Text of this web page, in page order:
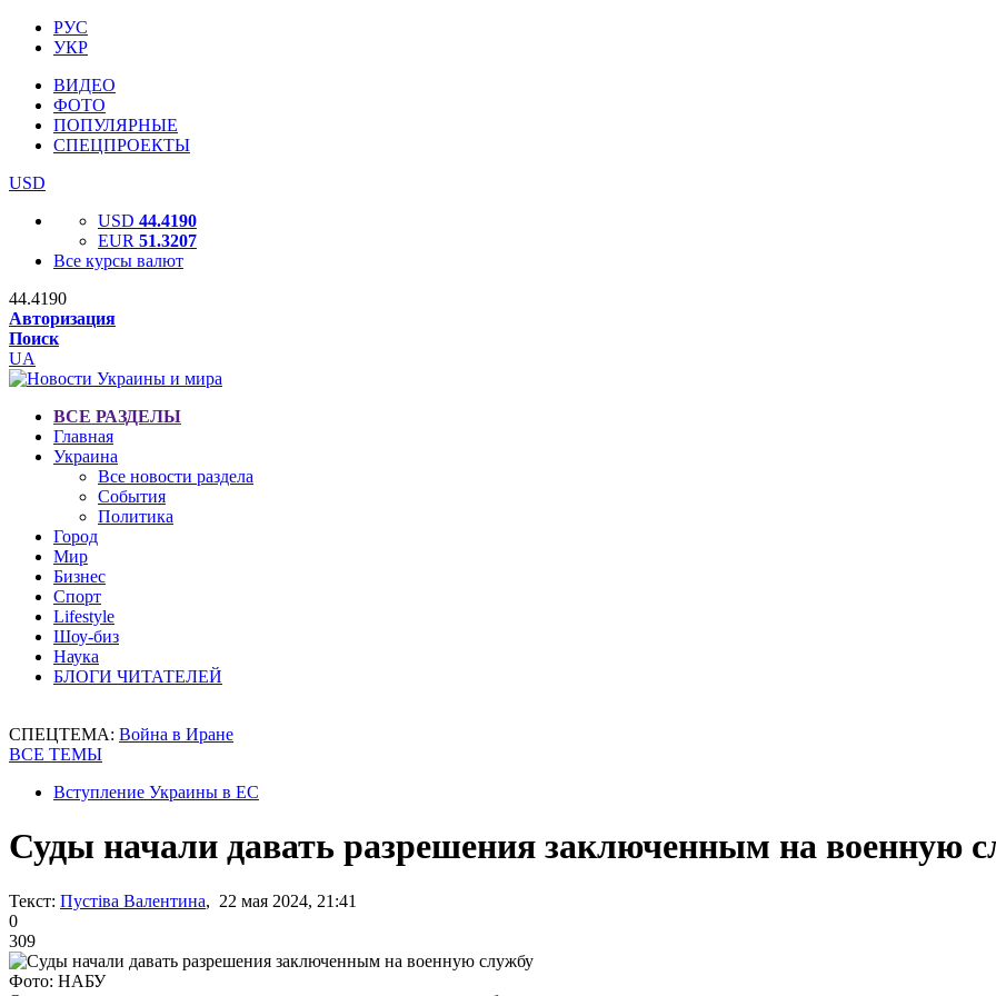
РУС
УКР
ВИДЕО
ФОТО
ПОПУЛЯРНЫЕ
СПЕЦПРОЕКТЫ
USD
USD 44.4190
EUR 51.3207
Все курсы валют
44.4190
Авторизация
Поиск
UA
ВСЕ РАЗДЕЛЫ
Главная
Украина
Все новости раздела
События
Политика
Город
Мир
Бизнес
Спорт
Lifestyle
Шоу-биз
Наука
БЛОГИ ЧИТАТЕЛЕЙ
СПЕЦТЕМА: Война в Иране
ВСЕ ТЕМЫ
Вступление Украины в ЕС
Суды начали давать разрешения заключенным на военную
Текст: Пустіва Валентина, 22 мая 2024, 21:41
0
309
Фото: НАБУ